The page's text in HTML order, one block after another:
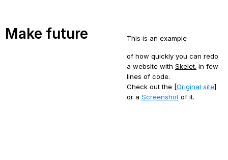
Make future This is an example
of how quickly you can redo
a website with Skelet. in few
lines of code.
Check out the [Original site]
or a Screenshot of it.